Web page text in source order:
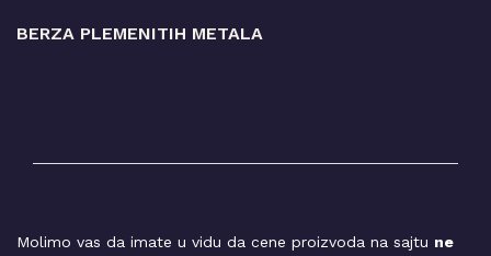
BERZA PLEMENITIH METALA
Molimo vas da imate u vidu da cene proizvoda na sajtu ne